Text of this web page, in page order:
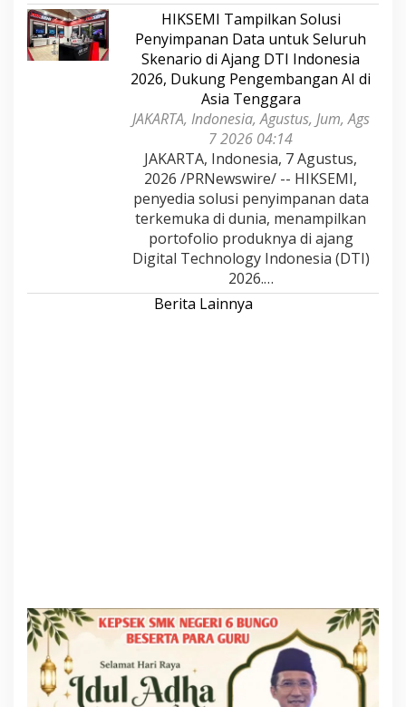
HIKSEMI Tampilkan Solusi
Penyimpanan Data untuk Seluruh
Skenario di Ajang DTI Indonesia
2026, Dukung Pengembangan AI di
Asia Tenggara
JAKARTA, Indonesia, Agustus, Jum, Ags
7 2026 04:14
JAKARTA, Indonesia, 7 Agustus,
2026 /PRNewswire/ -- HIKSEMI,
penyedia solusi penyimpanan data
terkemuka di dunia, menampilkan
portofolio produknya di ajang
Digital Technology Indonesia (DTI)
2026.…
Berita Lainnya